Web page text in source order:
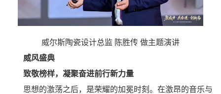
威尔斯陶瓷设计总监 陈胜传 做主题演讲
威风盛典
致敬榜样，凝聚奋进前行新力量
思想的激荡之后，是荣耀的加冕时刻。在激昂的音乐与